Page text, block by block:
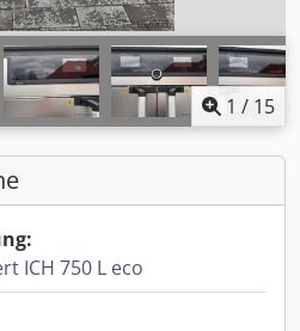
1 / 15
ICH 750 L eco